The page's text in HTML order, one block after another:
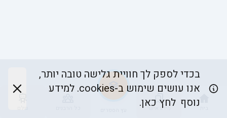
מידע אישי גולם
בכדי לספק לך חוויית גלישה טובה יותר,
אנו עושים שימוש ב-cookies. למידע
נוסף לחץ כאן.